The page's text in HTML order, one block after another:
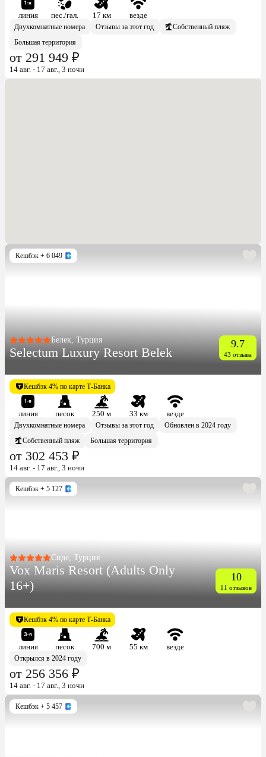
линия пес./гал. 17 км
везде
Двухкомнатные номера
Отзывы за этот год
Собственный пляж
Большая территория
от 291 949 ₽
14 авг. - 17 авг., 3 ночи
Кешбэк + 6 049
Белек, Турция
Selectum Luxury Resort Belek
9.7
43 отзыва
Кешбэк 4% по карте Т-Банка
линия песок 250 м 33 км
везде
Двухкомнатные номера
Отзывы за этот год
Обновлен в 2024 году
Собственный пляж
Большая территория
от 302 453 ₽
14 авг. - 17 авг., 3 ночи
Кешбэк + 5 127
Сиде, Турция
Vox Maris Resort (Adults Only
16+)
10
11 отзывов
Кешбэк 4% по карте Т-Банка
линия песок 700 м 55 км
везде
Открылся в 2024 году
от 256 356 ₽
14 авг. - 17 авг., 3 ночи
Кешбэк + 5 457